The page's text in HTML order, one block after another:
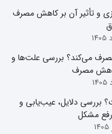
و تأثیر آن بر کاهش مصرف
می‌کند؟ بررسی علت‌ها و
مصرف
بررسی دلایل، عیب‌یابی و
مشکل